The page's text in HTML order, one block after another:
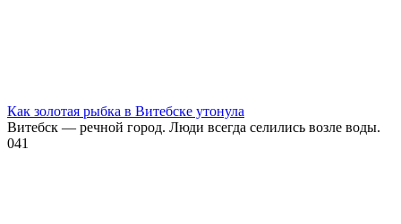
Как золотая рыбка в Витебске утонула
Витебск — речной город. Люди всегда селились возле воды.
041